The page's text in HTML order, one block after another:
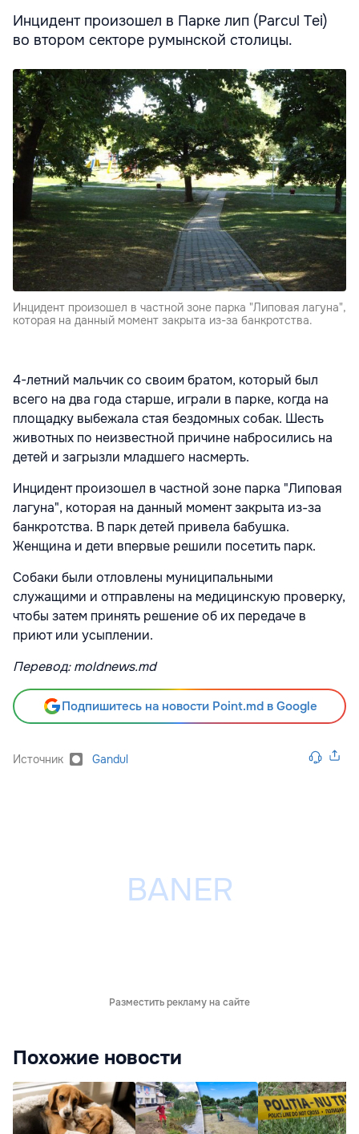
Инцидент произошел в Парке лип (Parcul Tei)
во втором секторе румынской столицы.
Инцидент произошел в частной зоне парка "Липовая лагуна",
которая на данный момент закрыта из-за банкротства.
4-летний мальчик со своим братом, который был
всего на два года старше, играли в парке, когда на
площадку выбежала стая бездомных собак. Шесть
животных по неизвестной причине набросились на
детей и загрызли младшего насмерть.
Инцидент произошел в частной зоне парка "Липовая
лагуна", которая на данный момент закрыта из-за
банкротства. В парк детей привела бабушка.
Женщина и дети впервые решили посетить парк.
Собаки были отловлены муниципальными
служащими и отправлены на медицинскую проверку,
чтобы затем принять решение об их передаче в
приют или усыплении.
Перевод: moldnews.md
Подпишитесь на новости Point.md в Google
Источник Gandul
Разместить рекламу на сайте
Похожие новости